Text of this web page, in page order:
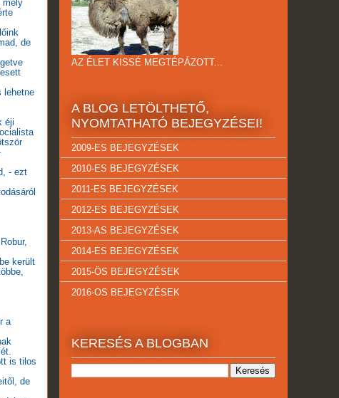
mely
de
lehetne
éji
- ezt
került
a
is tilos
de
AZ ÉLET KISSÉ MEGTÉPÁZOTT...
A BLOG LETÖLTHETŐ,
NYOMTATHATÓ BEJEGYZÉSEI!
2009-ES BEJEGYZÉSEK
2010-ES BEJEGYZÉSEK
2011-ES BEJEGYZÉSEK
2012-ES BEJEGYZÉSEK
2013-AS BEJEGYZÉSEK
2014-ES BEJEGYZÉSEK
2015-ÖS BEJEGYZÉSEK
2016-OS BEJEGYZÉSEK
KERESÉS A BLOGBAN